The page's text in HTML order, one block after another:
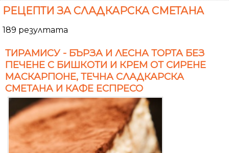
РЕЦЕПТИ ЗА СЛАДКАРСКА СМЕТАНА
189 резултата
ТИРАМИСУ - БЪРЗА И ЛЕСНА ТОРТА БЕЗ
ПЕЧЕНЕ С БИШКОТИ И КРЕМ ОТ СИРЕНЕ
МАСКАРПОНЕ, ТЕЧНА СЛАДКАРСКА
СМЕТАНА И КАФЕ ЕСПРЕСО